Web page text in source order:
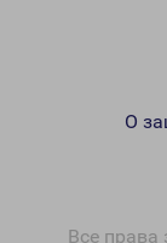
Все
О